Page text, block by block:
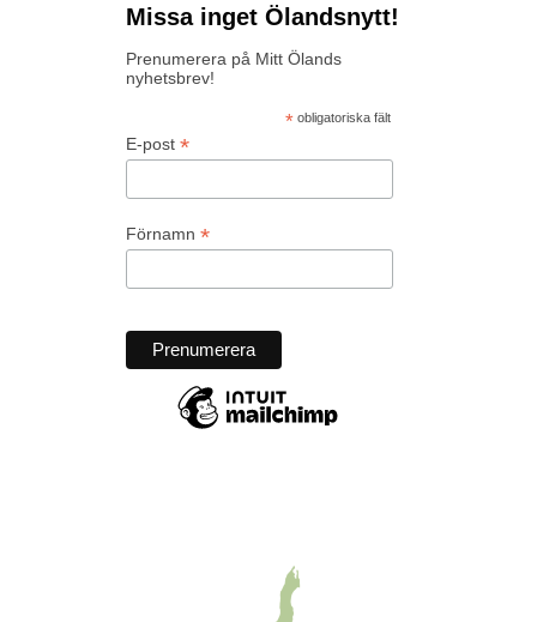
Missa inget Ölandsnytt!
Prenumerera på Mitt Ölands
nyhetsbrev!
*obligatoriska fält
E-post *
Förnamn *